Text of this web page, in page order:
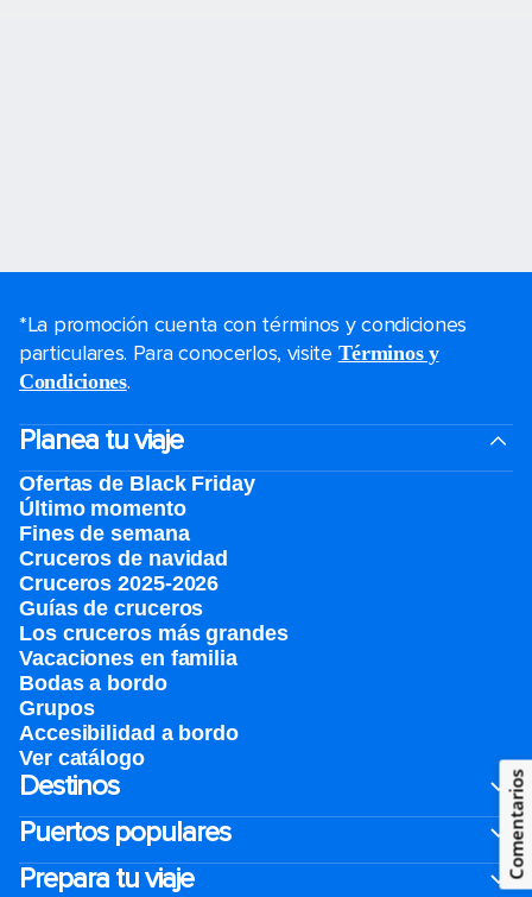
*La promoción cuenta con términos y condiciones
particulares. Para conocerlos, visite Términos y
Condiciones.
Planea tu viaje
Ofertas de Black Friday
Último momento
Fines de semana
Cruceros de navidad
Cruceros 2025-2026
Guías de cruceros
Los cruceros más grandes
Vacaciones en familia
Bodas a bordo
Grupos
Accesibilidad a bordo
Ver catálogo
Destinos
Puertos populares
Prepara tu viaje
Comentarios